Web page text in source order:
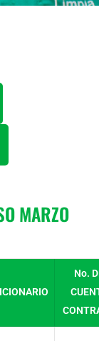
MARZO
No.